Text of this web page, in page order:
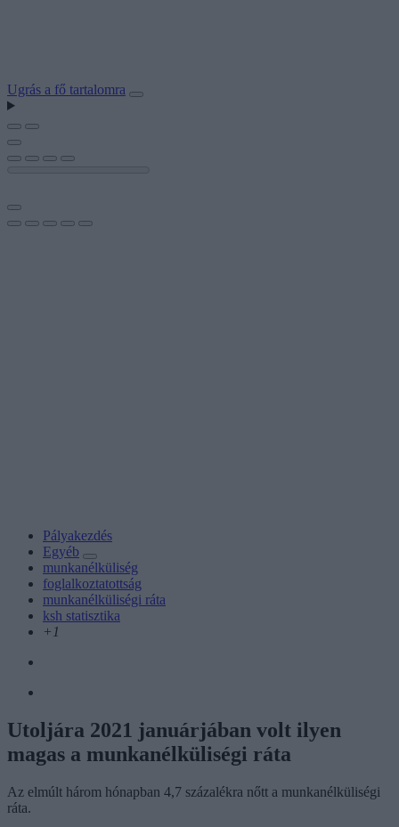
Ugrás a fő tartalomra
Pályakezdés
Egyéb
munkanélküliség
foglalkoztatottság
munkanélküliségi ráta
ksh statisztika
+1
Utoljára 2021 januárjában volt ilyen
magas a munkanélküliségi ráta
Az elmúlt három hónapban 4,7 százalékra nőtt a munkanélküliségi
ráta.